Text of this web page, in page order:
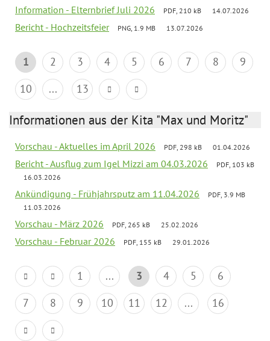
Information - Elternbrief Juli 2026 PDF, 210 kB 14.07.2026
Bericht - Hochzeitsfeier PNG, 1.9 MB 13.07.2026
1 2 3 4 5 6 7 8
9
10
... 13
Informationen aus der Kita "Max und Moritz"
Vorschau - Aktuelles im April 2026 PDF, 298 kB 01.04.2026
Bericht - Ausflug zum Igel Mizzi am 04.03.2026
PDF, 103 kB
16.03.2026
Ankündigung - Frühjahrsputz am 11.04.2026
PDF, 3.9 MB
11.03.2026
Vorschau - März 2026 PDF, 265 kB 25.02.2026
Vorschau - Februar 2026 PDF, 155 kB 29.01.2026
1 ... 3 4 5
6
7
8 9 10 11 12 ... 16